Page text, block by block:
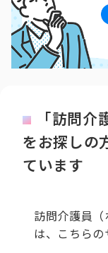
「訪問介
をお探しの
ています
訪問介護員
は、こちらの